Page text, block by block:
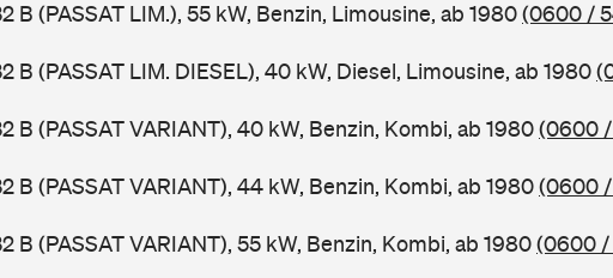
B (PASSAT LIM.), 55 kW, Benzin, Limousine, ab 1980(0600 /
B (PASSAT LIM. DIESEL), 40 kW, Diesel, Limousine, ab 1980
B (PASSAT VARIANT), 40 kW, Benzin, Kombi, ab 1980(0600
B (PASSAT VARIANT), 44 kW, Benzin, Kombi, ab 1980(0600
B (PASSAT VARIANT), 55 kW, Benzin, Kombi, ab 1980(0600 /